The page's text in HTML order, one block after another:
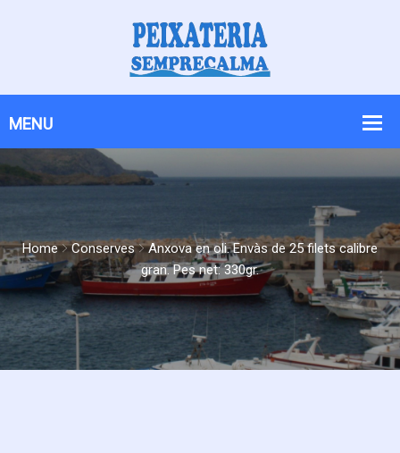
Home Conserves
Anxova en oli. Envàs de 25 filets calibre
gran. Pes net: 330gr.